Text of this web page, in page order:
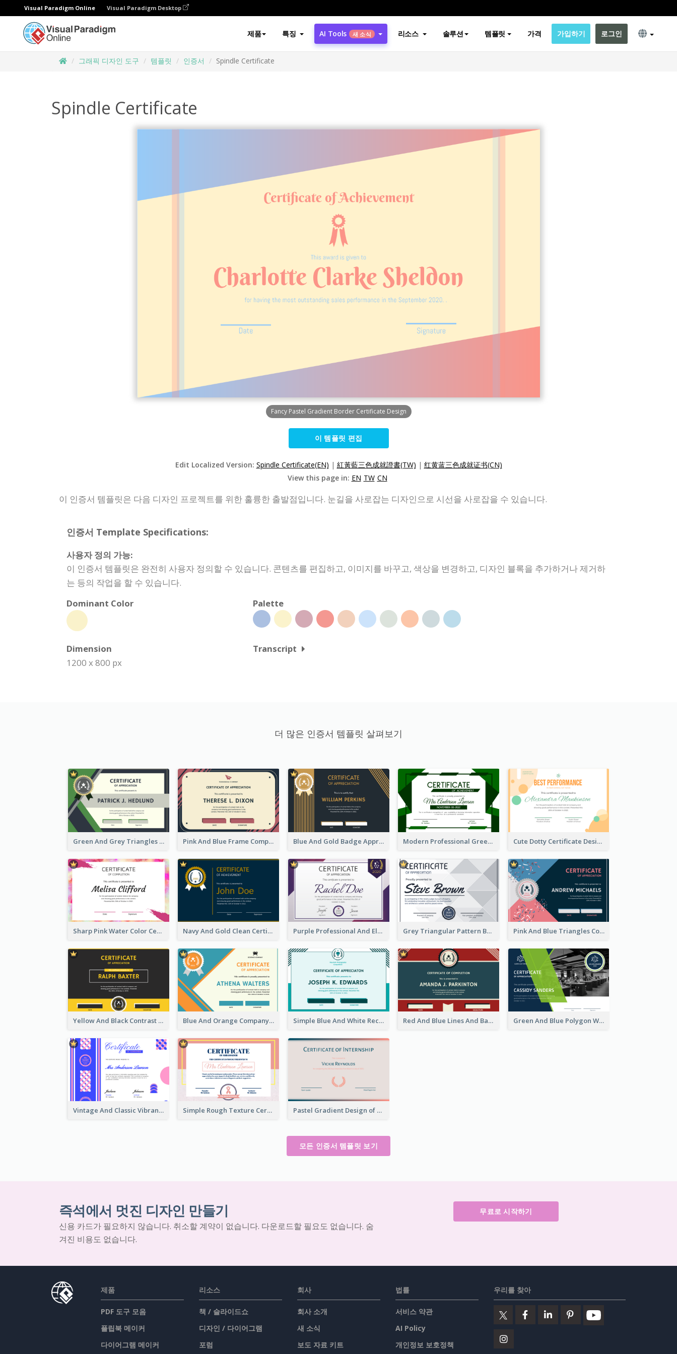
Visual Paradigm Online Visual Paradigm Desktop
제품 특징 AI Tools 새 소식 리소스 솔루션 템플릿 가격 가입하기 로그인
그래픽 디자인 도구 템플릿 인증서 Spindle Certificate
Spindle Certificate
Fancy Pastel Gradient Border Certificate Design
이 템플릿 편집
Edit Localized Version: Spindle Certificate(EN) | 紅黃藍三色成就證書(TW) | 红黄蓝三色成就证书(CN)
View this page in: EN TW CN
이 인증서 템플릿은 다음 디자인 프로젝트를 위한 훌륭한 출발점입니다. 눈길을 사로잡는 디자인으로 시선을 사로잡을 수 있습니다.
인증서 Template Specifications:
사용자 정의 가능:
이 인증서 템플릿은 완전히 사용자 정의할 수 있습니다. 콘텐츠를 편집하고, 이미지를 바꾸고, 색상을 변경하고, 디자인 블록을 추가하거나 제거하
는 등의 작업을 할 수 있습니다.
Dominant Color
Palette
Dimension
1200 x 800 px
Transcript
더 많은 인증서 템플릿 살펴보기
Green And Grey Triangles With Badge Certificate Pink And Blue Frame Company Certificate Blue And Gold Badge Appreciation Certificate Modern Professional Green Certificate Design Template Cute Dotty Certificate Design Template Idea
Sharp Pink Water Color Certificate Navy And Gold Clean Certificate Purple Professional And Elegant Reward Certificate Design Grey Triangular Pattern Best Certificate Design Pink And Blue Triangles Confetti Celebration Certificate
Yellow And Black Contrast Simple Certificate Blue And Orange Company Triangles With Badge Certificate Simple Blue And White Rectangle Certificate Red And Blue Lines And Badge Completion Certificate Green And Blue Polygon With Photo Certificate
Vintage And Classic Vibrant Certificate Design Ideas Simple Rough Texture Certificate Design Ideas Pastel Gradient Design of Certificate For Internship
모든 인증서 템플릿 보기
즉석에서 멋진 디자인 만들기
신용 카드가 필요하지 않습니다. 취소할 계약이 없습니다. 다운로드할 필요도 없습니다. 숨
겨진 비용도 없습니다.
무료로 시작하기
제품
PDF 도구 모음
플립북 메이커
다이어그램 메이커
리소스
책 / 슬라이드쇼
디자인 / 다이어그램
포럼
회사
회사 소개
새 소식
보도 자료 키트
법률
서비스 약관
AI Policy
개인정보 보호정책
우리를 찾아